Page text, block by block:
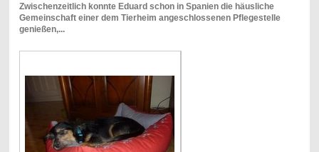
Zwischenzeitlich konnte Eduard schon in Spanien die häusliche
Gemeinschaft einer dem Tierheim angeschlossenen Pflegestelle
genießen,...